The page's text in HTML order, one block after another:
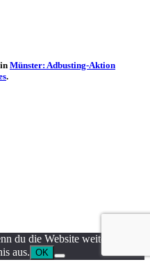
Münster: Adbusting-Aktion
.
du die Website weiter nutzt,
aus. OK